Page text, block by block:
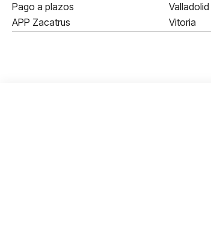
Pago a plazos
APP Zacatrus
Valladolid
Vitoria